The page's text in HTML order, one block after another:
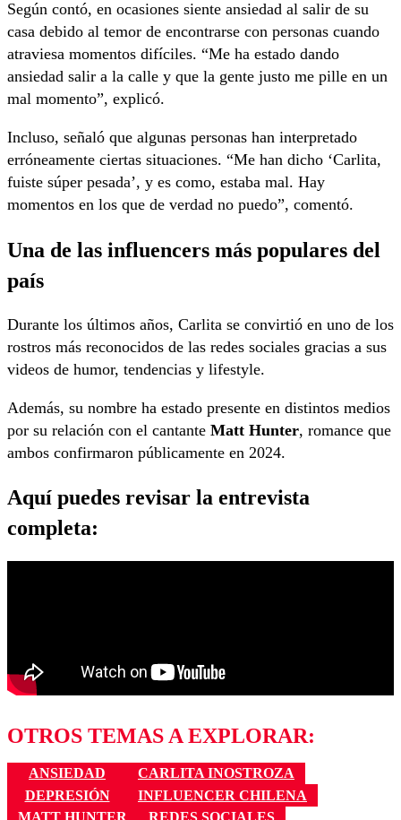
Según contó, en ocasiones siente ansiedad al salir de su
casa debido al temor de encontrarse con personas cuando
atraviesa momentos difíciles. “Me ha estado dando
ansiedad salir a la calle y que la gente justo me pille en un
mal momento”, explicó.
Incluso, señaló que algunas personas han interpretado
erróneamente ciertas situaciones. “Me han dicho ‘Carlita,
fuiste súper pesada’, y es como, estaba mal. Hay
momentos en los que de verdad no puedo”, comentó.
Una de las influencers más populares del
país
Durante los últimos años, Carlita se convirtió en uno de los
rostros más reconocidos de las redes sociales gracias a sus
videos de humor, tendencias y lifestyle.
Además, su nombre ha estado presente en distintos medios
por su relación con el cantante Matt Hunter, romance que
ambos confirmaron públicamente en 2024.
Aquí puedes revisar la entrevista
completa:
OTROS TEMAS A EXPLORAR:
ANSIEDAD
CARLITA INOSTROZA
DEPRESIÓN
INFLUENCER CHILENA
MATT HUNTER
REDES SOCIALES